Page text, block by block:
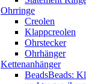
Ohrringe
Creolen
Klappcreolen
Ohrstecker
Ohrhänger
Kettenanhänger
BeadsBeads: